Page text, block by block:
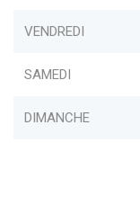
VENDREDI
SAMEDI
DIMANCHE